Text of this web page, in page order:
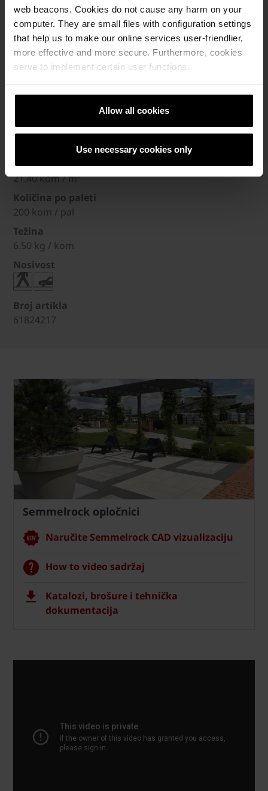
web beacons. Cookies do not cause any harm on your
computer. They are small files with configuration settings
that help us to make our online services user-friendlier,
more effective and more secure. Furthermore, cookies
serve to implement certain user functions.
Allow all cookies
Use necessary cookies only
Broj artikla
61827859
Dimenzije (DxŠxV)
Debljina
Komada po m²
21.40 kom / m²
Količina po paleti
200 kom / pal
Težina
6.50 kg / kom
Nosivost
Broj artikla
61824217
Semmelrock opločnici
Naručite Semmelrock CAD vizualizaciju
How to video sadržaj
Katalozi, brošure i tehnička
dokumentacija